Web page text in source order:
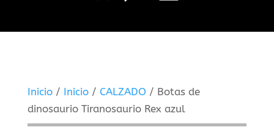
Inicio/ Inicio/ CALZADO / Botas de
dinosaurio Tiranosaurio Rex azul